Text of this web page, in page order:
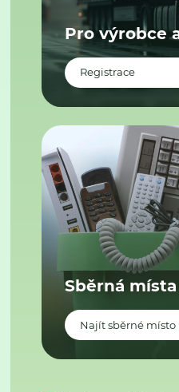
Pro výrobce
Registrace
Sběrná místa
Najít sběrné místo